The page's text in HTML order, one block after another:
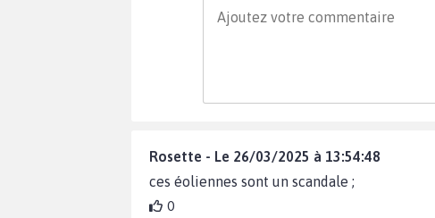
Rosette - Le 26/03/2025 à 13:54:48
ces éoliennes sont un scandale ;
0